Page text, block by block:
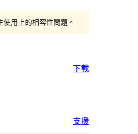
用上的相容性問題。
下載
支援